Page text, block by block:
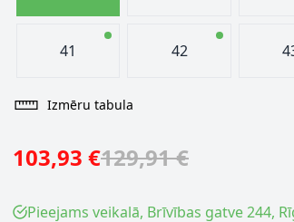
41 42
Izmēru tabula
103,93 €129,91 €
Pieejams veikalā, Brīvības gatve 244,